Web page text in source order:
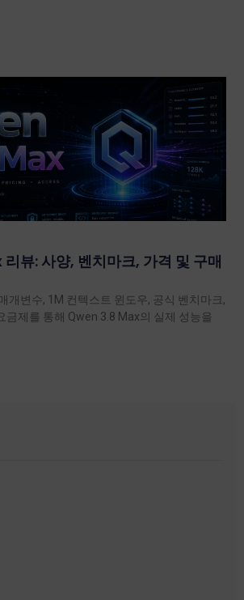
뷰: 사양, 벤치마크, 가격 및 구매
개변수, 1M 컨텍스트 윈도우, 공식 벤치마크,
금제를 통해 Qwen 3.8 Max의 실제 성능을